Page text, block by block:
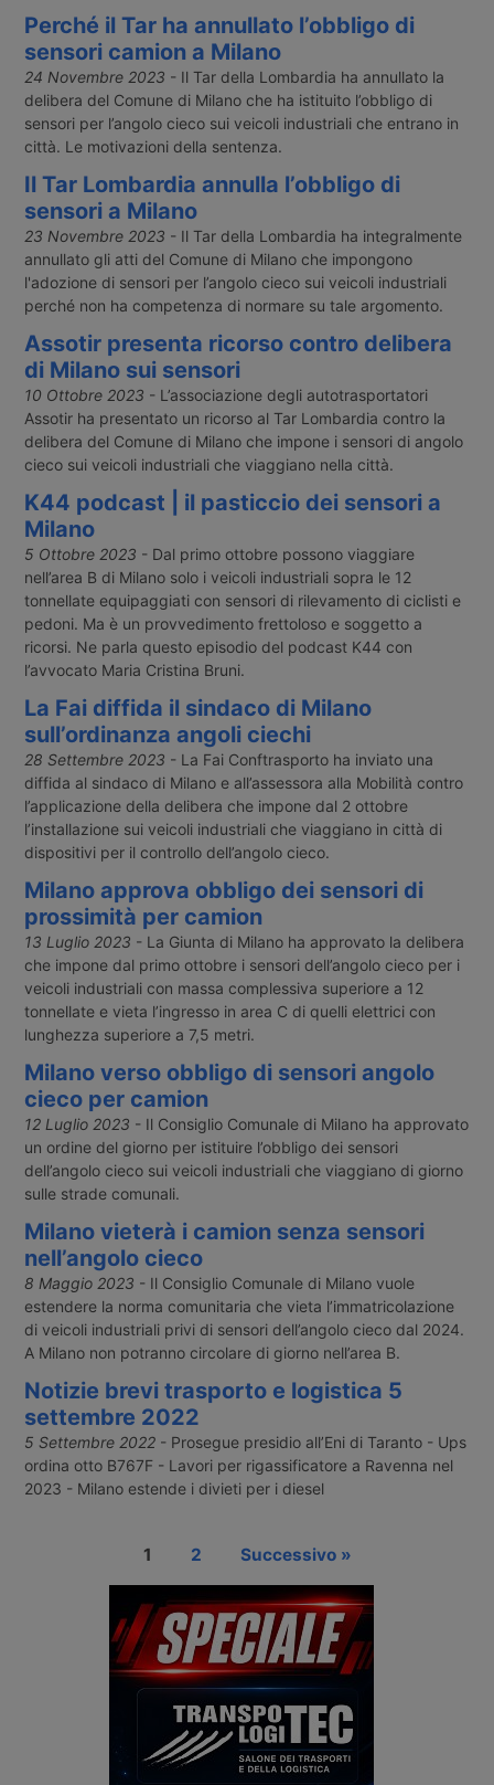
Perché il Tar ha annullato l’obbligo di
sensori camion a Milano
24 Novembre 2023 - Il Tar della Lombardia ha annullato la
delibera del Comune di Milano che ha istituito l’obbligo di
sensori per l’angolo cieco sui veicoli industriali che entrano in
città. Le motivazioni della sentenza.
Il Tar Lombardia annulla l’obbligo di
sensori a Milano
23 Novembre 2023 - Il Tar della Lombardia ha integralmente
annullato gli atti del Comune di Milano che impongono
l'adozione di sensori per l’angolo cieco sui veicoli industriali
perché non ha competenza di normare su tale argomento.
Assotir presenta ricorso contro delibera
di Milano sui sensori
10 Ottobre 2023 - L’associazione degli autotrasportatori
Assotir ha presentato un ricorso al Tar Lombardia contro la
delibera del Comune di Milano che impone i sensori di angolo
cieco sui veicoli industriali che viaggiano nella città.
K44 podcast | il pasticcio dei sensori a
Milano
5 Ottobre 2023 - Dal primo ottobre possono viaggiare
nell’area B di Milano solo i veicoli industriali sopra le 12
tonnellate equipaggiati con sensori di rilevamento di ciclisti e
pedoni. Ma è un provvedimento frettoloso e soggetto a
ricorsi. Ne parla questo episodio del podcast K44 con
l’avvocato Maria Cristina Bruni.
La Fai diffida il sindaco di Milano
sull’ordinanza angoli ciechi
28 Settembre 2023 - La Fai Conftrasporto ha inviato una
diffida al sindaco di Milano e all’assessora alla Mobilità contro
l’applicazione della delibera che impone dal 2 ottobre
l’installazione sui veicoli industriali che viaggiano in città di
dispositivi per il controllo dell’angolo cieco.
Milano approva obbligo dei sensori di
prossimità per camion
13 Luglio 2023 - La Giunta di Milano ha approvato la delibera
che impone dal primo ottobre i sensori dell’angolo cieco per i
veicoli industriali con massa complessiva superiore a 12
tonnellate e vieta l’ingresso in area C di quelli elettrici con
lunghezza superiore a 7,5 metri.
Milano verso obbligo di sensori angolo
cieco per camion
12 Luglio 2023 - Il Consiglio Comunale di Milano ha approvato
un ordine del giorno per istituire l’obbligo dei sensori
dell’angolo cieco sui veicoli industriali che viaggiano di giorno
sulle strade comunali.
Milano vieterà i camion senza sensori
nell’angolo cieco
8 Maggio 2023 - Il Consiglio Comunale di Milano vuole
estendere la norma comunitaria che vieta l’immatricolazione
di veicoli industriali privi di sensori dell’angolo cieco dal 2024.
A Milano non potranno circolare di giorno nell’area B.
Notizie brevi trasporto e logistica 5
settembre 2022
5 Settembre 2022- Prosegue presidio all’Eni di Taranto - Ups
ordina otto B767F - Lavori per rigassificatore a Ravenna nel
2023 - Milano estende i divieti per i diesel
1 2 Successivo »